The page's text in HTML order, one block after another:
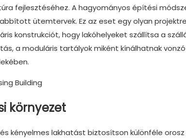
fejlesztéséhez. A hagyományos építési
ütemtervek. Ez az eset egy olyan projektre
konstrukciót, hogy lakóhelyeket szállítsa a
a moduláris tartályok miként kínálhatnak vonzó
környezet
kényelmes lakhatást biztosítson különféle orosz